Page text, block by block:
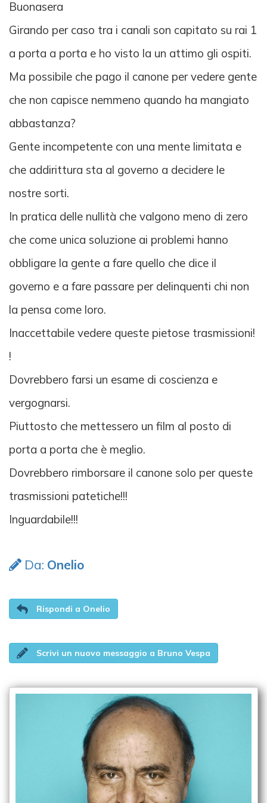
Buonasera
Girando per caso tra i canali son capitato su rai 1
a porta a porta e ho visto la un attimo gli ospiti.
Ma possibile che pago il canone per vedere gente
che non capisce nemmeno quando ha mangiato
abbastanza?
Gente incompetente con una mente limitata e
che addirittura sta al governo a decidere le
nostre sorti.
In pratica delle nullità che valgono meno di zero
che come unica soluzione ai problemi hanno
obbligare la gente a fare quello che dice il
governo e a fare passare per delinquenti chi non
la pensa come loro.
Inaccettabile vedere queste pietose trasmissioni!
!
Dovrebbero farsi un esame di coscienza e
vergognarsi.
Piuttosto che mettessero un film al posto di
porta a porta che è meglio.
Dovrebbero rimborsare il canone solo per queste
trasmissioni patetiche!!!
Inguardabile!!!
Da: Onelio
Rispondi a Onelio
Scrivi un nuovo messaggio a Bruno Vespa